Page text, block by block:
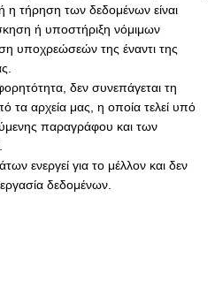
η τήρηση των δεδομένων είναι
ή υποστήριξη νόμιμων
υποχρεώσεών της έναντι της
δεν συνεπάγεται τη
τα αρχεία μας, η οποία τελεί υπό
παραγράφου και των
ενεργεί για το μέλλον και δεν
δεδομένων.